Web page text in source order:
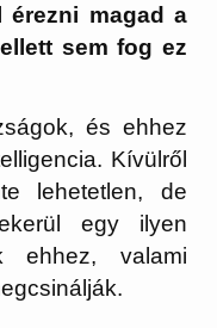
magad a
sem fog ez
és ehhez
Kívülről
lehetetlen, de
egy ilyen
ehhez, valami